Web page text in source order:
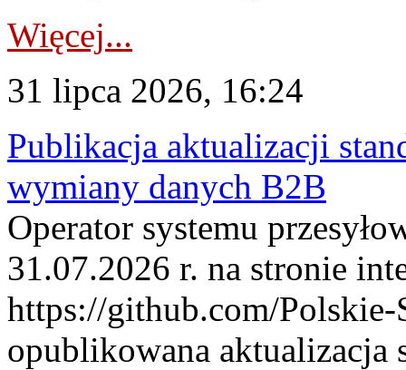
Więcej...
31 lipca 2026, 16:24
Publikacja aktualizacji
wymiany danych B2B
Operator systemu
31.07.2026 r. na stronie
https://github.com/Polskie-
opublikowana aktualizacja